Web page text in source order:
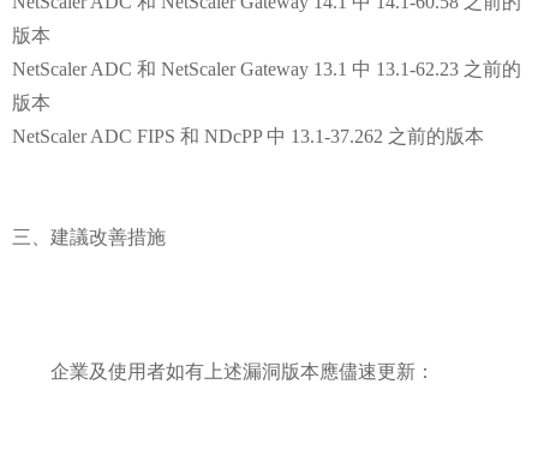
版本
NetScaler ADC 和 NetScaler Gateway 13.1 中 13.1-62.23 之前的
版本
NetScaler ADC FIPS 和 NDcPP 中 13.1-37.262 之前的版本
三、建議改善措施
企業及使用者如有上述漏洞版本應儘速更新：